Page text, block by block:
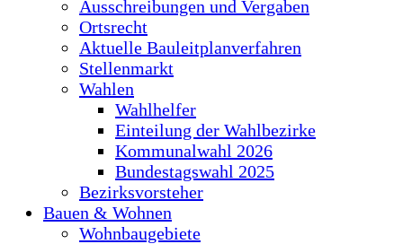
Ausschreibungen und Vergaben
Ortsrecht
Aktuelle Bauleitplanverfahren
Stellenmarkt
Wahlen
Wahlhelfer
Einteilung der Wahlbezirke
Kommunalwahl 2026
Bundestagswahl 2025
Bezirksvorsteher
Bauen & Wohnen
Wohnbaugebiete